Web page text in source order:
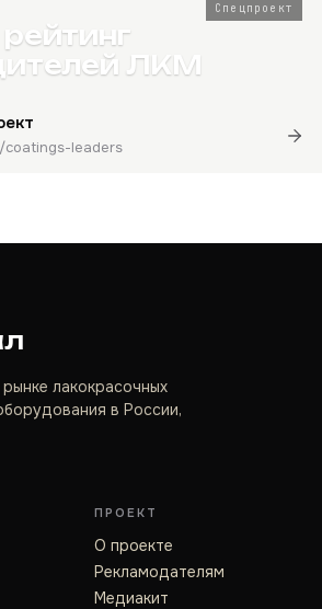
Спецпроект
ЛКМ
coatings-leaders
лакокрасочных
в России,
ПРОЕКТ
О проекте
Рекламодателям
Медиакит